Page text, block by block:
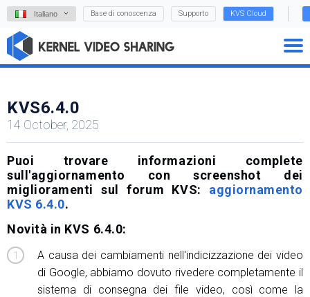
Italiano Base di conoscenza Supporto KVS Cloud
KVS6.4.0
14 October, 2025
Puoi trovare informazioni complete
sull'aggiornamento con screenshot dei
miglioramenti sul forum KVS: aggiornamento
KVS 6.4.0.
Novità in KVS 6.4.0:
A causa dei cambiamenti nell'indicizzazione dei video
di Google, abbiamo dovuto rivedere completamente il
sistema di consegna dei file video, così come la